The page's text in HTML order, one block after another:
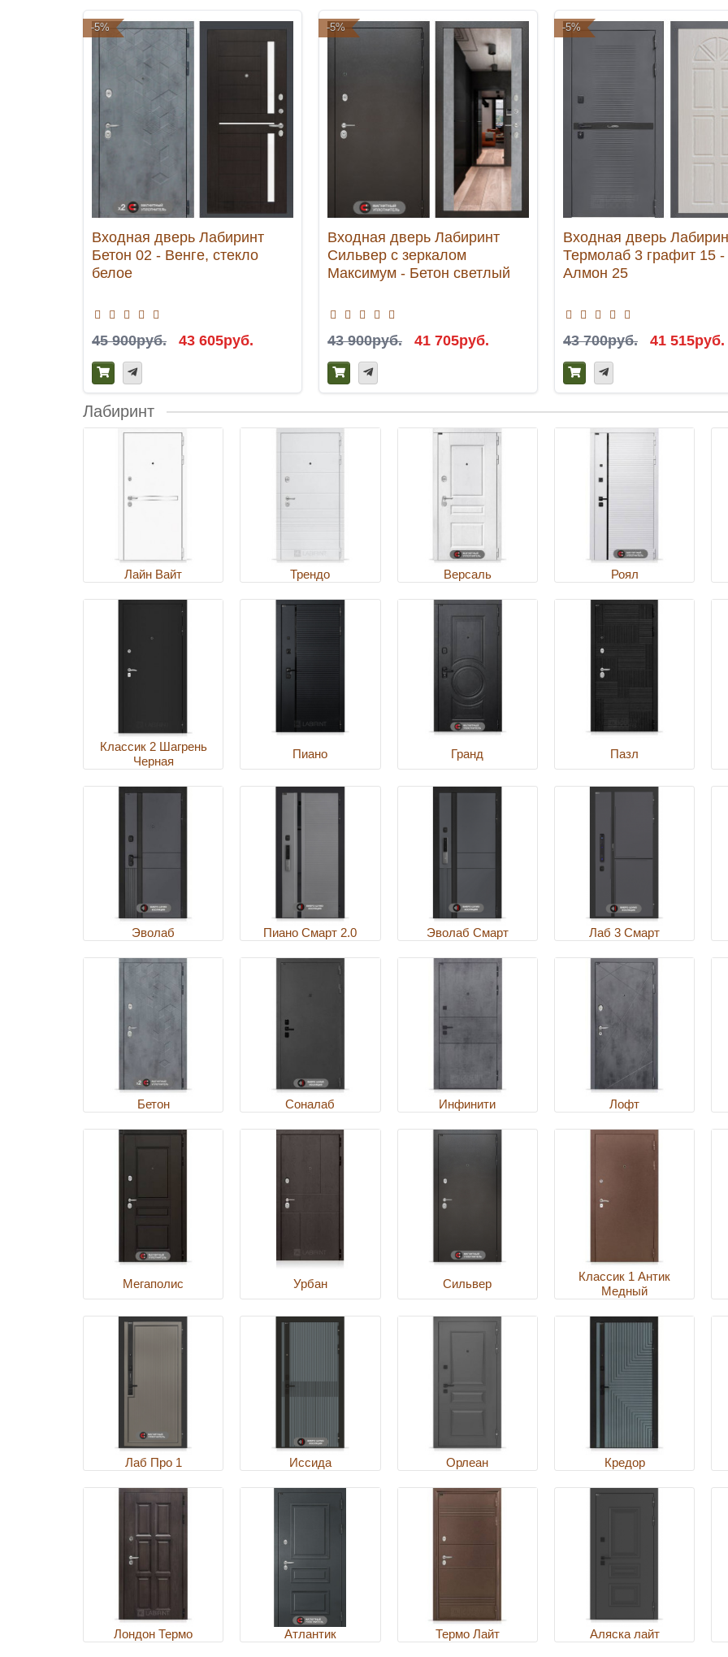
-5%
Входная дверь Лабиринт
Бетон 02 - Венге, стекло
белое
45 900руб. 43 605руб.
-5%
Входная дверь Лабиринт
Сильвер с зеркалом
Максимум - Бетон светлый
43 900руб. 41 705руб.
-5%
Входная дверь
Термолаб 3 графит 15 -
Алмон 25
43 700руб. 41 515руб.
Лабиринт
Лайн Вайт Трендо Версаль Роял
Классик 2 Шагрень
Черная
Пиано Гранд Пазл
Эволаб Пиано Смарт 2.0 Эволаб Смарт Лаб 3 Смарт
Бетон Соналаб Инфинити Лофт
Мегаполис Урбан Сильвер
Классик 1 Антик
Медный
Лаб Про 1 Иссида Орлеан Кредор
Лондон Термо Атлантик Термо Лайт Аляска лайт